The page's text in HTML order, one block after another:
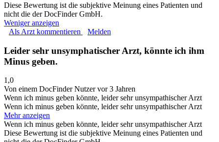
Diese Bewertung ist die subjektive Meinung eines Patienten und
nicht die der DocFinder GmbH.
Weniger anzeigen
Als Arzt kommentieren
Melden
Leider sehr unsymphatischer Arzt, könnte ich ihm
Minus geben.
1,0
Von einem DocFinder Nutzervor 3 Jahren
Wenn ich minus geben könnte, leider sehr unsympathischer Arzt
Wenn ich minus geben könnte, leider sehr unsympathischer Arzt
Mehr anzeigen
Wenn ich minus geben könnte, leider sehr unsympathischer Arzt
Diese Bewertung ist die subjektive Meinung eines Patienten und